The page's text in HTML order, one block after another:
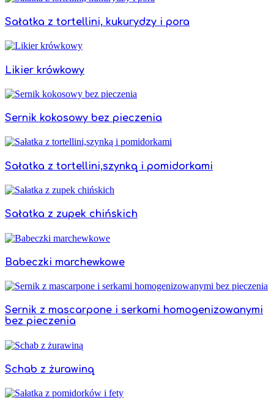
Sałatka z tortellini, kukurydzy i pora
Likier krówkowy
Sernik kokosowy bez pieczenia
Sałatka z tortellini,szynką i pomidorkami
Sałatka z zupek chińskich
Babeczki marchewkowe
Sernik z mascarpone i serkami homogenizowanymi
bez pieczenia
Schab z żurawiną